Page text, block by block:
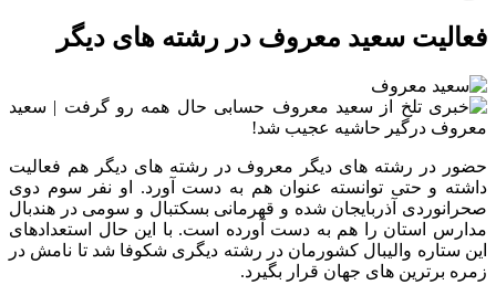
فعالیت سعید معروف در رشته های دیگر
حضور در رشته های دیگر معروف در رشته های دیگر هم فعالیت
داشته و حتی توانسته عنوان هم به دست آورد. او نفر سوم دوی
صحرانوردی آذربایجان شده و قهرمانی بسکتبال و سومی در هندبال
مدارس استان را هم به دست آورده است. با این حال استعدادهای
این ستاره والیبال کشورمان در رشته دیگری شکوفا شد تا نامش در
زمره برترین های جهان قرار بگیرد.